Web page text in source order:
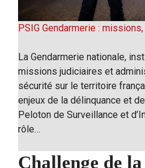
PSIG Gendarmerie :
La Gendarmerie nationale,
missions judiciaires et
sécurité sur le territoire
enjeux de la délinquance et
Peloton de Surveillance et
rôle…
Challenge de